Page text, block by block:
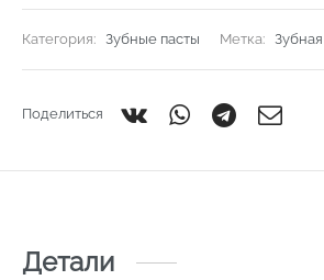
Категория: Зубные пасты Метка:
Поделиться
Детали